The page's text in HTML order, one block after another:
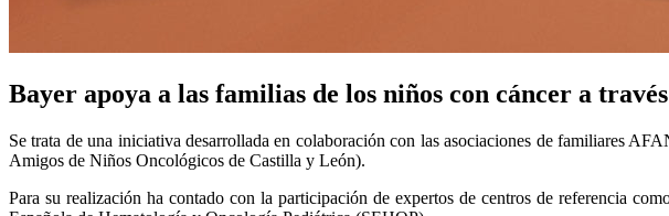
Bayer apoya a las familias de los niños con cáncer a
Se trata de una iniciativa desarrollada en colaboración con las asociaciones de familiares
Amigos de Niños Oncológicos de Castilla y León).
Para su realización ha contado con la participación de expertos de centros de referencia